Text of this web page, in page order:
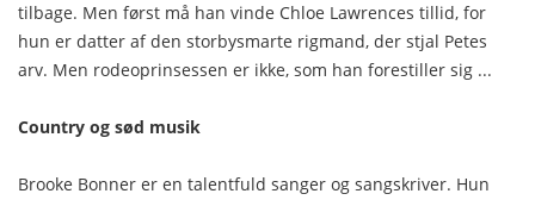
tilbage. Men først må han vinde Chloe Lawrences tillid, for
hun er datter af den storbysmarte rigmand, der stjal Petes
arv. Men rodeoprinsessen er ikke, som han forestiller sig ...
Country og sød musik
Brooke Bonner er en talentfuld sanger og sangskriver. Hun